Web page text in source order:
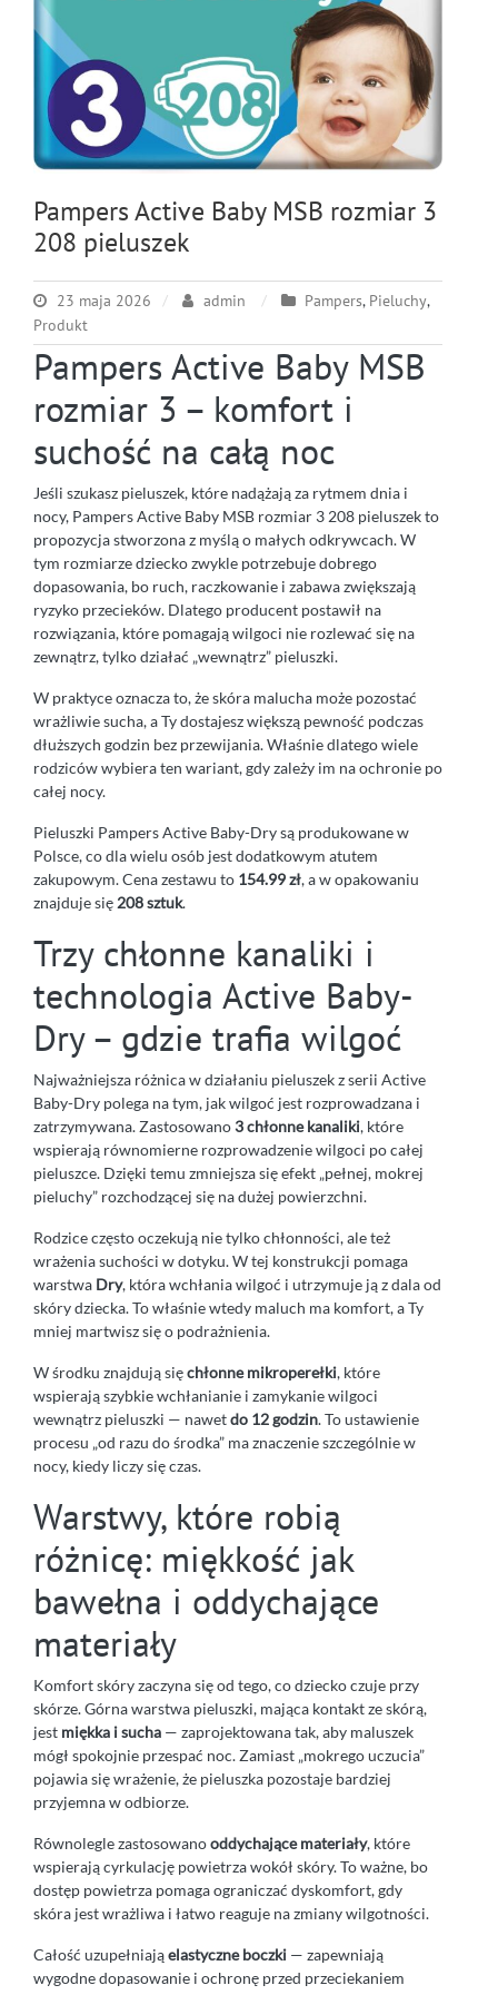
Pampers Active Baby MSB rozmiar 3
208 pieluszek
23 maja 2026 admin Pampers, Pieluchy,
Produkt
Pampers Active Baby MSB
rozmiar 3 – komfort i
suchość na całą noc
Jeśli szukasz pieluszek, które nadążają za rytmem dnia i
nocy, Pampers Active Baby MSB rozmiar 3 208 pieluszek to
propozycja stworzona z myślą o małych odkrywcach. W
tym rozmiarze dziecko zwykle potrzebuje dobrego
dopasowania, bo ruch, raczkowanie i zabawa zwiększają
ryzyko przecieków. Dlatego producent postawił na
rozwiązania, które pomagają wilgoci nie rozlewać się na
zewnątrz, tylko działać „wewnątrz” pieluszki.
W praktyce oznacza to, że skóra malucha może pozostać
wrażliwie sucha, a Ty dostajesz większą pewność podczas
dłuższych godzin bez przewijania. Właśnie dlatego wiele
rodziców wybiera ten wariant, gdy zależy im na ochronie po
całej nocy.
Pieluszki Pampers Active Baby-Dry są produkowane w
Polsce, co dla wielu osób jest dodatkowym atutem
zakupowym. Cena zestawu to 154.99 zł, a w opakowaniu
znajduje się 208 sztuk.
Trzy chłonne kanaliki i
technologia Active Baby-
Dry – gdzie trafia wilgoć
Najważniejsza różnica w działaniu pieluszek z serii Active
Baby-Dry polega na tym, jak wilgoć jest rozprowadzana i
zatrzymywana. Zastosowano3 chłonne kanaliki, które
wspierają równomierne rozprowadzenie wilgoci po całej
pieluszce. Dzięki temu zmniejsza się efekt „pełnej, mokrej
pieluchy” rozchodzącej się na dużej powierzchni.
Rodzice często oczekują nie tylko chłonności, ale też
wrażenia suchości w dotyku. W tej konstrukcji pomaga
warstwa Dry, która wchłania wilgoć i utrzymuje ją z dala od
skóry dziecka. To właśnie wtedy maluch ma komfort, a Ty
mniej martwisz się o podrażnienia.
W środku znajdują sięchłonne mikroperełki, które
wspierają szybkie wchłanianie i zamykanie wilgoci
wewnątrz pieluszki — nawetdo 12 godzin. To ustawienie
procesu „od razu do środka” ma znaczenie szczególnie w
nocy, kiedy liczy się czas.
Warstwy, które robią
różnicę: miękkość jak
bawełna i oddychające
materiały
Komfort skóry zaczyna się od tego, co dziecko czuje przy
skórze. Górna warstwa pieluszki, mająca kontakt ze skórą,
jest miękka i sucha — zaprojektowana tak, aby maluszek
mógł spokojnie przespać noc. Zamiast „mokrego uczucia”
pojawia się wrażenie, że pieluszka pozostaje bardziej
przyjemna w odbiorze.
Równolegle zastosowanooddychające materiały, które
wspierają cyrkulację powietrza wokół skóry. To ważne, bo
dostęp powietrza pomaga ograniczać dyskomfort, gdy
skóra jest wrażliwa i łatwo reaguje na zmiany wilgotności.
Całość uzupełniająelastyczne boczki — zapewniają
wygodne dopasowanie i ochronę przed przeciekaniem